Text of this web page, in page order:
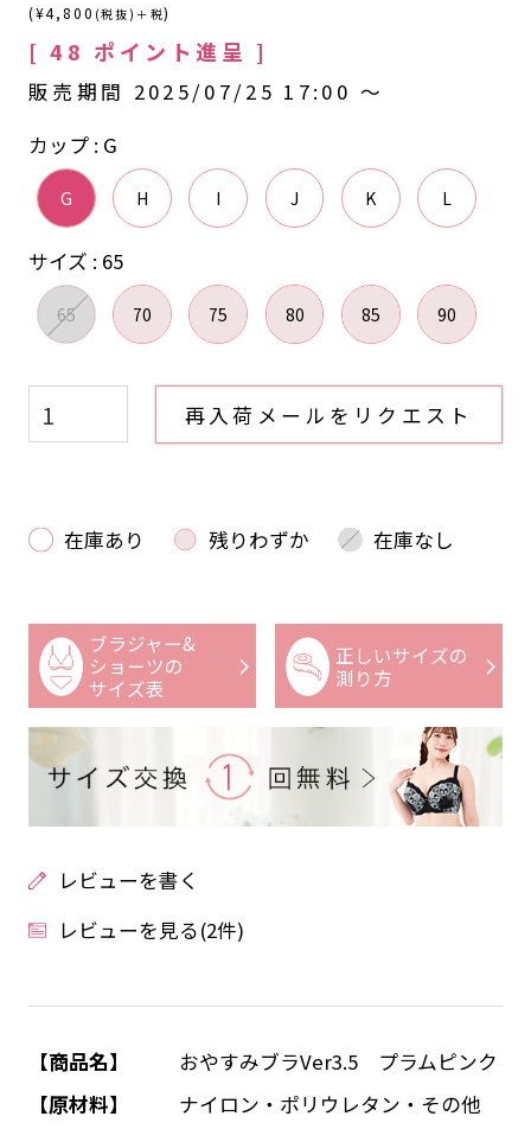
(¥4,800 (税抜)＋税)
[ 48 ポイント進呈 ]
販売期間 2025/07/25 17:00 〜
サイズ 65
65 70 75 80 85 90
カップ G
G H I J K L
再入荷メールをリクエスト
在庫あり 残りわずか 在庫なし
ブラジャー&
ショーツの
サイズ表
正しいサイズの
測り方
レビューを書く
レビューを見る(2件)
【商品名】
おやすみブラVer3.5 プラムピンク
【原材料】
ナイロン・ポリウレタン・その他